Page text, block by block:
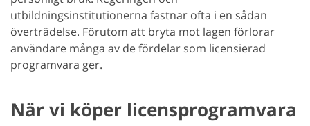
utbildningsinstitutionerna fastnar ofta i en sådan
överträdelse. Förutom att bryta mot lagen förlorar
användare många av de fördelar som licensierad
programvara ger.
När vi köper licensprogramvara